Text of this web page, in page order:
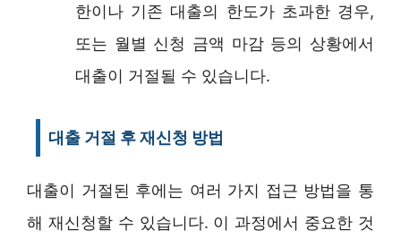
한이나 기존 대출의 한도가 초과한 경우,
또는 월별 신청 금액 마감 등의 상황에서
대출이 거절될 수 있습니다.
대출 거절 후 재신청 방법
대출이 거절된 후에는 여러 가지 접근 방법을 통
해 재신청할 수 있습니다. 이 과정에서 중요한 것